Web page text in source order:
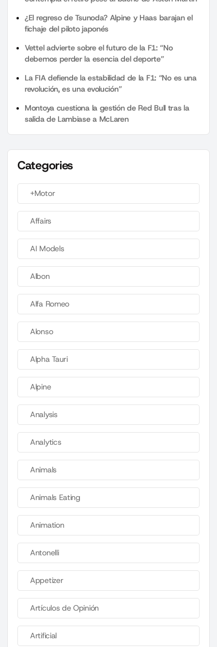
¿El regreso de Tsunoda? Alpine y Haas barajan el
fichaje del piloto japonés
Vettel advierte sobre el futuro de la F1: “No
debemos perder la esencia del deporte”
La FIA defiende la estabilidad de la F1: “No es una
revolución, es una evolución”
Montoya cuestiona la gestión de Red Bull tras la
salida de Lambiase a McLaren
Categories
+Motor
Affairs
AI Models
Albon
Alfa Romeo
Alonso
Alpha Tauri
Alpine
Analysis
Analytics
Animals
Animals Eating
Animation
Antonelli
Appetizer
Artículos de Opinión
Artificial